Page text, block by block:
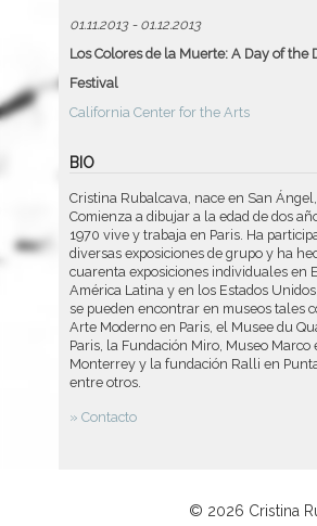
01.11.2013 - 01.12.2013
Los Colores de la Muerte: A Day of the
Festival
California Center for the Arts
BIO
Cristina Rubalcava, nace en San Ángel,
Comienza a dibujar a la edad de dos
1970 vive y trabaja en Paris. Ha
diversas exposiciones de grupo y ha
cuarenta exposiciones individuales en
América Latina y en los Estados
se pueden encontrar en museos tales
Arte Moderno en Paris, el Musee du
Paris, la Fundación Miro, Museo Marco
Monterrey y la fundación Ralli en
entre otros.
» Contacto
© 2026 Cristina